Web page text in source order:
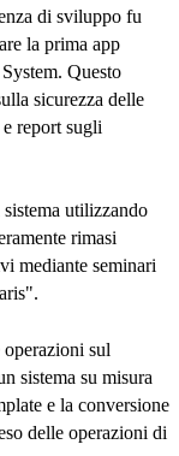
di sviluppo fu
la prima app
Questo
sicurezza delle
report sugli
utilizzando
rimasi
mediante seminari
sul
sistema su misura
e la conversione
delle operazioni di